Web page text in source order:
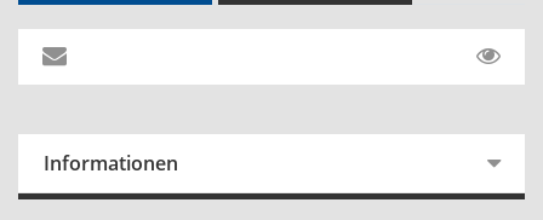
Informationen